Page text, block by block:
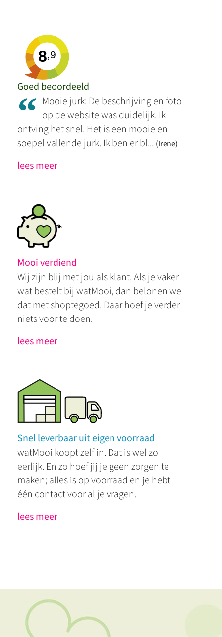
8,9
Goed beoordeeld
“ Mooie jurk: De beschrijving en foto
op de website was duidelijk. Ik
ontving het snel. Het is een mooie en
soepel vallende jurk. Ik ben er bl... (Irene)
lees meer
Mooi verdiend
Wij zijn blij met jou als klant. Als je vaker
wat bestelt bij watMooi, dan belonen we
dat met shoptegoed. Daar hoef je verder
niets voor te doen.
lees meer
Snel leverbaar uit eigen voorraad
watMooi koopt zelf in. Dat is wel zo
eerlijk. En zo hoef jij je geen zorgen te
maken; alles is op voorraad en je hebt
één contact voor al je vragen.
lees meer